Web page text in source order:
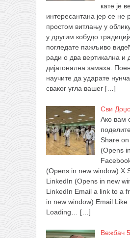
кате је
интересантана јер се не
простом витлању у
у другим кобудо
погледате пажљиво
ради о два вертикална и
дијагонална замаха.
научите да ударате
сваког угла вашег […]
Сви
Ако вам
Share
(Opens
(Opens in new window) X
LinkedIn (Opens in new
LinkedIn Email a link to a
in new window) Email Like
Loading…
[…]
Вежбач